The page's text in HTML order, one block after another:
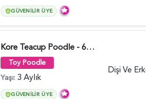
GÜVENILIR ÜYE
Kore Teacup Poodle - 6424
Toy Poodle
Yaşı: 3 Aylık
GÜVENILIR ÜYE
Dişi Ve